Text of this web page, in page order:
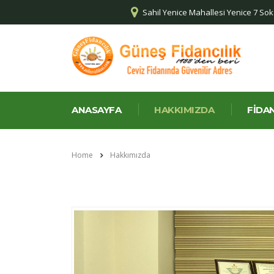
Sahil Yenice Mahallesi Yenice 7
ANASAYFA HAKKIMIZDA
Home Hakkımızda